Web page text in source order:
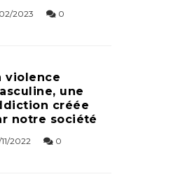
2023 0
violence
une
créée
notre société
2022 0